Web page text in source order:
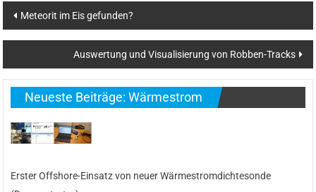
Beitragsnavigation
Meteorit im Eis gefunden?
Auswertung und Visualisierung von Robben-Tracks
Neueste Beiträge: Wärmestrom
Erster Offshore-Einsatz von neuer Wärmestromdichtesonde